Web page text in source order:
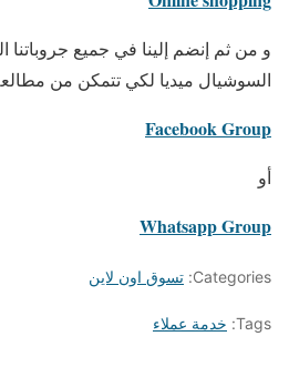
و من ثم إنضم إلينا في جميع جروباتنا
السوشيال ميديا لكي تتمكن من
Facebook Group
أو
Whatsapp Group
Categories: تسوق اون لاين
Tags: خدمة عملاء